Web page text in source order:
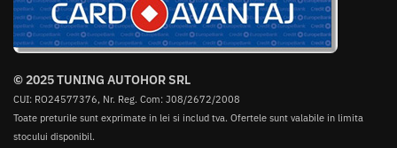
© 2025 TUNING AUTOHOR SRL
CUI: RO24577376, Nr. Reg. Com: J08/2672/2008
Toate preturile sunt exprimate in lei si includ tva. Ofertele sunt valabile in limita
stocului disponibil.